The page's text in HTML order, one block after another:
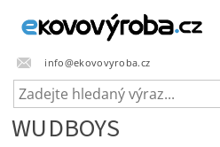
info@ekovovyroba.cz
WUDBOYS